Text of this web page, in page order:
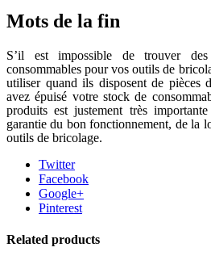
Mots de la fin
S’il est impossible de trouver
consommables pour vos outils de
utiliser quand ils disposent de pièces
avez épuisé votre stock de
produits est justement très
garantie du bon fonctionnement, de la
outils de bricolage.
Twitter
Facebook
Google+
Pinterest
Related products